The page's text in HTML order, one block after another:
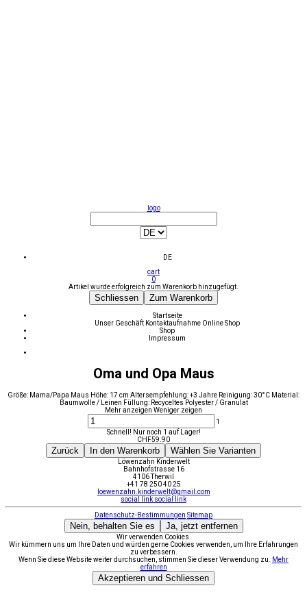
logo
DE
cart
0
Artikel wurde erfolgreich zum Warenkorb hinzugefügt.
Schliessen Zum Warenkorb
Startseite
Unser Geschäft Kontaktaufnahme Online Shop
Shop
Impressum
Oma und Opa Maus
Größe: Mama/Papa Maus Höhe: 17 cm Altersempfehlung: +3 Jahre Reinigung: 30°C Material:
Baumwolle / Leinen Füllung: Recyceltes Polyester / Granulat
Mehr anzeigen Weniger zeigen
1
Schnell! Nur noch 1 auf Lager!
CHF59.90
Zurück In den Warenkorb Wählen Sie Varianten
Löwenzahn Kinderwelt
Bahnhofstrasse 16
4106 Therwil
+41 78 250 40 25
loewenzahn.kinderwelt@gmail.com
social link social link
Datenschutz-Bestimmungen Sitemap
Nein, behalten Sie es Ja, jetzt entfernen
Wir verwenden Cookies.
Wir kümmern uns um Ihre Daten und würden gerne Cookies verwenden, um Ihre Erfahrungen
zu verbessern.
Wenn Sie diese Website weiter durchsuchen, stimmen Sie dieser Verwendung zu.
Mehr
erfahren
Akzeptieren und Schliessen